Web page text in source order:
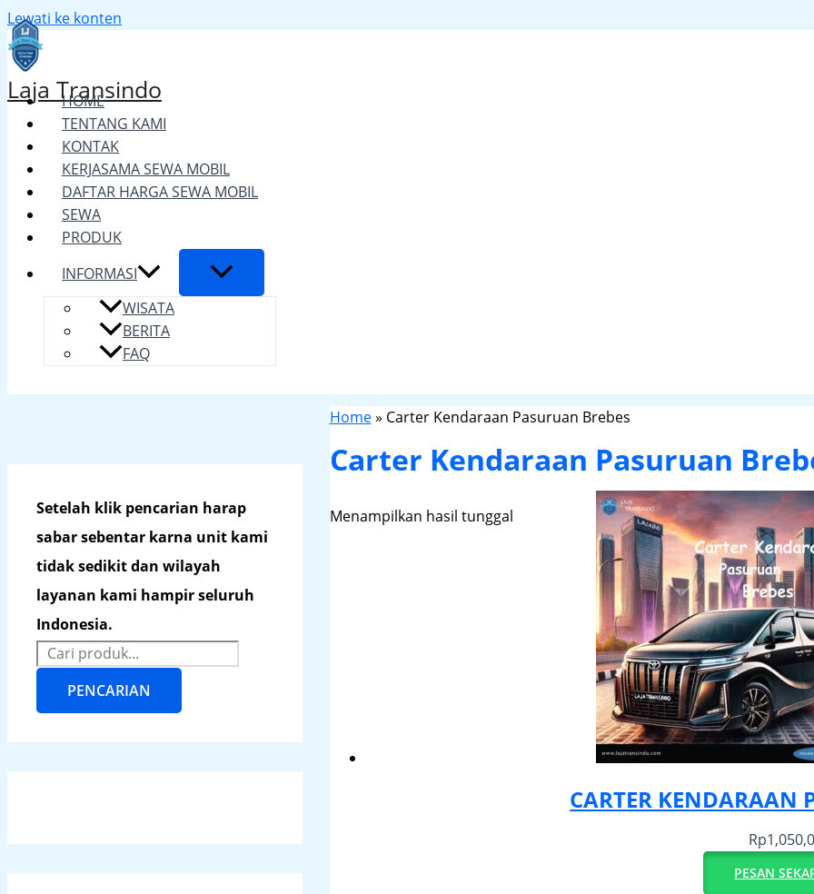
Lewati ke konten
Laja Transindo
HOME
TENTANG KAMI
KONTAK
KERJASAMA SEWA MOBIL
DAFTAR HARGA SEWA MOBIL
SEWA
PRODUK
INFORMASI
WISATA
BERITA
FAQ
Setelah klik pencarian harap
sabar sebentar karna unit kami
tidak sedikit dan wilayah
layanan kami hampir seluruh
Indonesia.
PENCARIAN
Home» Carter Kendaraan Pasuruan Brebes
Carter Kendaraan Pasuruan
Menampilkan hasil tunggal
CARTER KENDARAAN
Rp
PESAN